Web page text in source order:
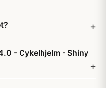
- Cykelhjelm - Shiny